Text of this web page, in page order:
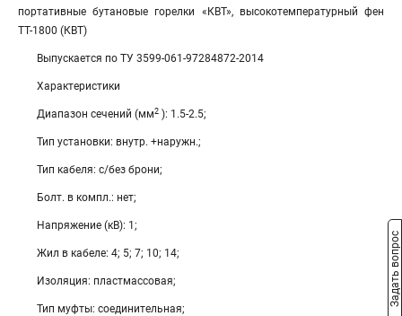
портативные бутановые горелки «КВТ», высокотемпературный фен
ТТ-1800 (КВТ)
Выпускается по ТУ 3599-061-97284872-2014
Характеристики
Диапазон сечений (мм2 ): 1.5-2.5;
Тип установки: внутр. +наружн.;
Тип кабеля: с/без брони;
Болт. в компл.: нет;
Напряжение (кВ): 1;
Жил в кабеле: 4; 5; 7; 10; 14;
Изоляция: пластмассовая;
Тип муфты: соединительная; Задать вопрос